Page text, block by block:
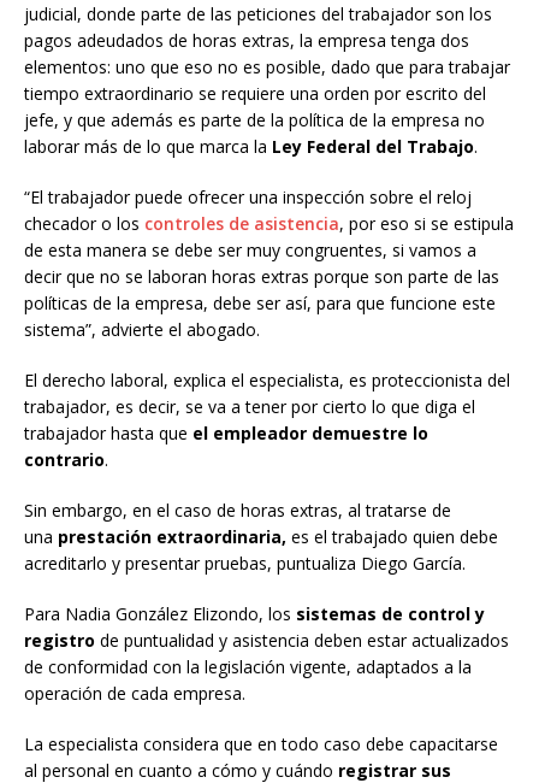
judicial, donde parte de las peticiones del trabajador son los
pagos adeudados de horas extras, la empresa tenga dos
elementos: uno que eso no es posible, dado que para trabajar
tiempo extraordinario se requiere una orden por escrito del
jefe, y que además es parte de la política de la empresa no
laborar más de lo que marca la Ley Federal del Trabajo.
“El trabajador puede ofrecer una inspección sobre el reloj
checador o los controles de asistencia, por eso si se estipula
de esta manera se debe ser muy congruentes, si vamos a
decir que no se laboran horas extras porque son parte de las
políticas de la empresa, debe ser así, para que funcione este
sistema”, advierte el abogado.
El derecho laboral, explica el especialista, es proteccionista del
trabajador, es decir, se va a tener por cierto lo que diga el
trabajador hasta que el empleador demuestre lo
contrario.
Sin embargo, en el caso de horas extras, al tratarse de
una prestación extraordinaria, es el trabajado quien debe
acreditarlo y presentar pruebas, puntualiza Diego García.
Para Nadia González Elizondo, los sistemas de control y
registro de puntualidad y asistencia deben estar actualizados
de conformidad con la legislación vigente, adaptados a la
operación de cada empresa.
La especialista considera que en todo caso debe capacitarse
al personal en cuanto a cómo y cuándo registrar sus